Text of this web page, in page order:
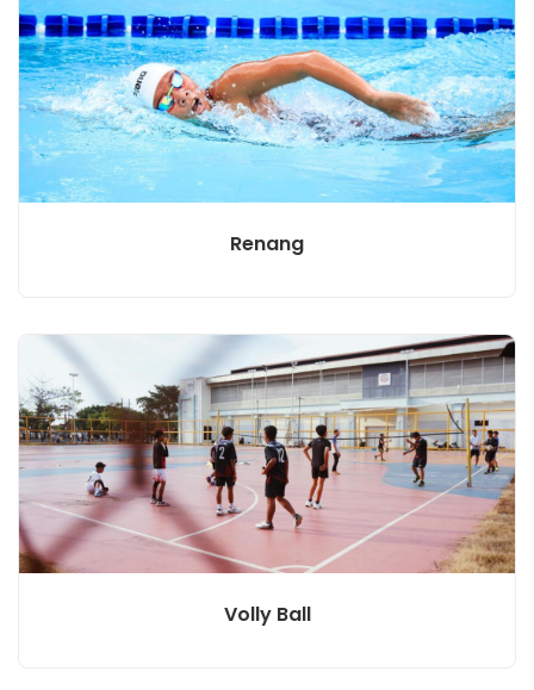
Renang
Volly Ball